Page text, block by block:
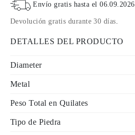
Envío gratis hasta el06.09.2026
Devolución gratis durante 30 días.
DETALLES DEL PRODUCTO
Diameter
Metal
Peso Total en Quilates
Tipo de Piedra